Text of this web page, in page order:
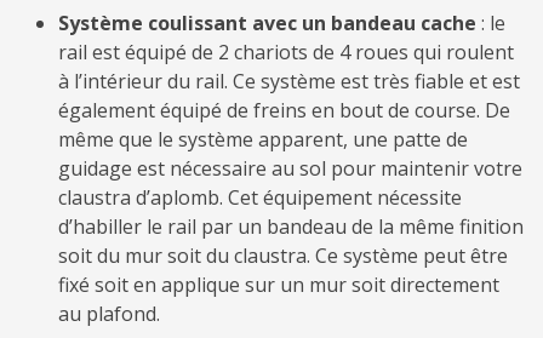
Système coulissant avec un bandeau cache : le
rail est équipé de 2 chariots de 4 roues qui roulent
à l’intérieur du rail. Ce système est très fiable et est
également équipé de freins en bout de course. De
même que le système apparent, une patte de
guidage est nécessaire au sol pour maintenir votre
claustra d’aplomb. Cet équipement nécessite
d’habiller le rail par un bandeau de la même finition
soit du mur soit du claustra. Ce système peut être
fixé soit en applique sur un mur soit directement
au plafond.